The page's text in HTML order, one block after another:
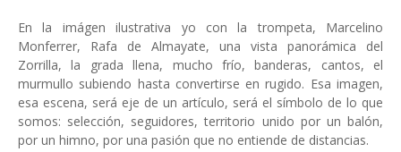
En la imágen ilustrativa yo con la trompeta, Marcelino
Monferrer, Rafa de Almayate, una vista panorámica del
Zorrilla, la grada llena, mucho frío, banderas, cantos, el
murmullo subiendo hasta convertirse en rugido. Esa imagen,
esa escena, será eje de un artículo, será el símbolo de lo que
somos: selección, seguidores, territorio unido por un balón,
por un himno, por una pasión que no entiende de distancias.